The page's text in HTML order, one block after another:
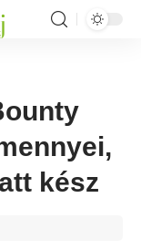
kész